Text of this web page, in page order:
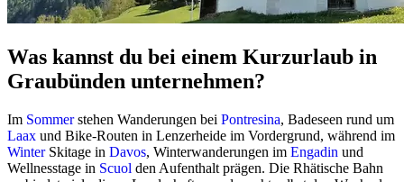
Was kannst du bei einem Kurzurlaub in
Graubünden unternehmen?
Im Sommerstehen Wanderungen bei Pontresina, Badeseen rund um
Laax und Bike-Routen in Lenzerheide im Vordergrund, während im
WinterSkitage in Davos, Winterwanderungen im Engadin und
Wellnesstage in Scuol den Aufenthalt prägen. Die Rhätische Bahn